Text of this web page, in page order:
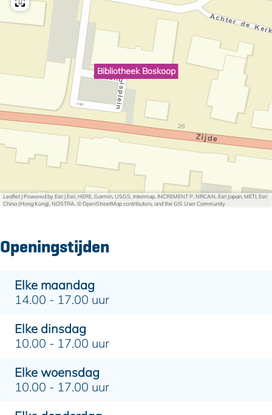
Bibliotheek Boskoop
Leaflet|Powered by Esri | Esri, HERE, Garmin, USGS, Intermap, INCREMENT P, NRCAN, Esri Japan, METI, Esri
China (Hong Kong), NOSTRA, © OpenStreetMap contributors, and the GIS User Community
Openingstijden
Elke maandag
14.00 - 17.00 uur
Elke dinsdag
10.00 - 17.00 uur
Elke woensdag
10.00 - 17.00 uur